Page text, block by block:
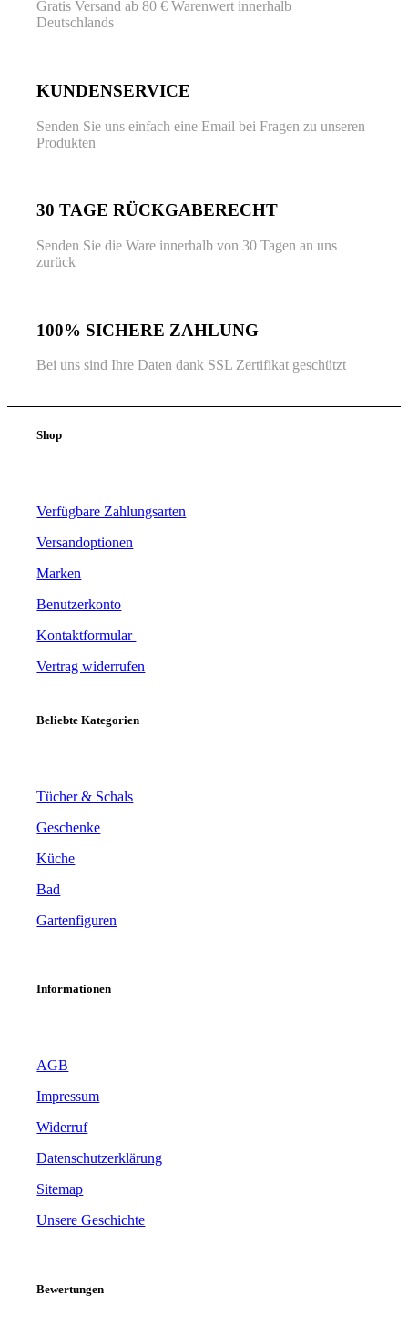
Gratis Versand ab 80 € Warenwert innerhalb
Deutschlands
KUNDENSERVICE
Senden Sie uns einfach eine Email bei Fragen zu unseren
Produkten
30 TAGE RÜCKGABERECHT
Senden Sie die Ware innerhalb von 30 Tagen an uns
zurück
100% SICHERE ZAHLUNG
Bei uns sind Ihre Daten dank SSL Zertifikat geschützt
Shop
Verfügbare Zahlungsarten
Versandoptionen
Marken
Benutzerkonto
Kontaktformular
Vertrag widerrufen
Beliebte Kategorien
Tücher & Schals
Geschenke
Küche
Bad
Gartenfiguren
Informationen
AGB
Impressum
Widerruf
Datenschutzerklärung
Sitemap
Unsere Geschichte
Bewertungen